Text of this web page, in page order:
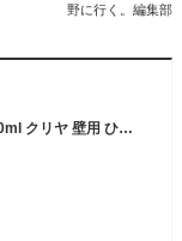
野に行く。編集部
アサヒペン クラック・水もれシールスプレー 300ml クリヤ 壁用 ひび割れの進行抑止 水の侵入防止 ひび割れ補修 水漏れ補修 上塗り可能 ガス抜きキャップ付き 日本製